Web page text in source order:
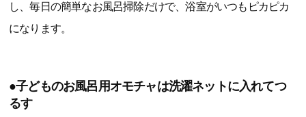
し、毎日の簡単なお風呂掃除だけで、浴室がいつもピカピカ
になります。
●子どものお風呂用オモチャは洗濯ネットに入れてつ
るす